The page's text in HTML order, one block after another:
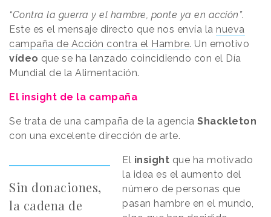
“Contra la guerra y el hambre, ponte ya en acción”.
Este es el mensaje directo que nos envía la nueva
campaña de Acción contra el Hambre. Un emotivo
vídeo que se ha lanzado coincidiendo con el Día
Mundial de la Alimentación.
El insight de la campaña
Se trata de una campaña de la agencia Shackleton
con una excelente dirección de arte.
Sin donaciones,
la cadena de
El insight que ha motivado
la idea es el aumento del
número de personas que
pasan hambre en el mundo,